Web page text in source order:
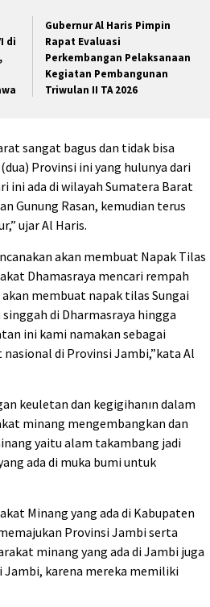
di
Gubernur Al Haris Pimpin
Rapat Evaluasi
Perkembangan Pelaksanaan
Kegiatan Pembangunan
Triwulan II TA 2026
sangat bagus dan tidak bisa
Provinsi ini yang hulunya dari
ini ada di wilayah Sumatera Barat
Gunung Rasan, kemudian terus
ujar Al Haris.
akan membuat Napak Tilas
Dhamasraya mencari rempah
membuat napak tilas Sungai
di Dharmasraya hingga
ini kami namakan sebagai
di Provinsi Jambi,”kata Al
keuletan dan kegigihanın dalam
minang mengembangkan dan
yaitu alam takambang jadi
ada di muka bumi untuk
Minang yang ada di Kabupaten
Provinsi Jambi serta
minang yang ada di Jambi juga
karena mereka memiliki